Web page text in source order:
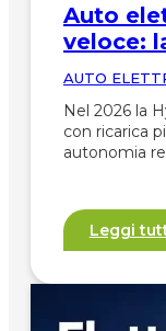
Auto
veloce:
AUTO
Nel 2026 la
con ricarica
autonomia
Leggi